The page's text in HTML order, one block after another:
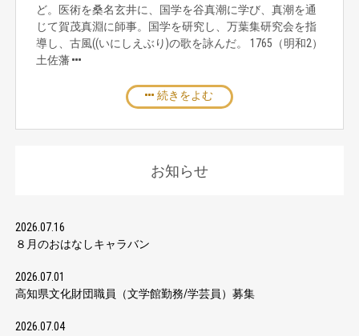
ど。医術を桑名玄井に、国学を谷真潮に学び、真潮を通
じて賀茂真淵に師事。国学を研究し、万葉集研究会を指
導し、古風((いにしえぶり)の歌を詠んだ。 1765（明和2）
土佐藩
続きをよむ
お知らせ
2026.07.16
８月のおはなしキャラバン
2026.07.01
高知県文化財団職員（文学館勤務/学芸員）募集
2026.07.04